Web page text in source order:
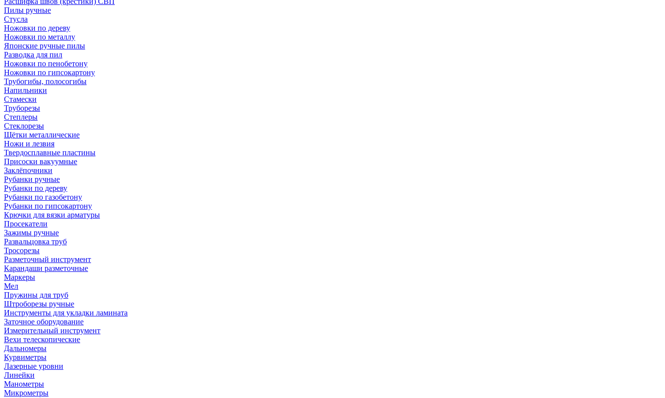
Пилы ручные
Стусла
Ножовки по дереву
Ножовки по металлу
Японские ручные пилы
Разводка для пил
Ножовки по пенобетону
Ножовки по гипсокартону
Трубогибы, полосогибы
Напильники
Стамески
Труборезы
Степлеры
Стеклорезы
Щётки металлические
Ножи и лезвия
Твердосплавные пластины
Присоски вакуумные
Заклёпочники
Рубанки ручные
Рубанки по дереву
Рубанки по газобетону
Рубанки по гипсокартону
Крючки для вязки арматуры
Просекатели
Зажимы ручные
Развальцовка труб
Тросорезы
Разметочный инструмент
Карандаши разметочные
Маркеры
Мел
Пружины для труб
Штроборезы ручные
Инструменты для укладки ламината
Заточное оборудование
Измерительный инструмент
Вехи телескопические
Дальномеры
Курвиметры
Лазерные уровни
Линейки
Манометры
Микрометры